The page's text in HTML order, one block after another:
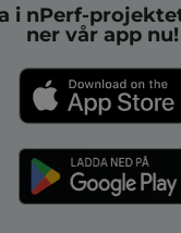
i nPerf-
ner vår app nu!